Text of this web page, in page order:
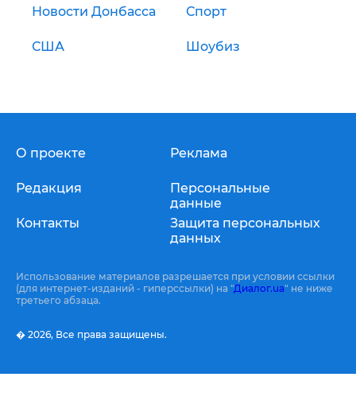
Новости Донбасса Спорт
США Шоубиз
О проекте
Редакция
Контакты
Реклама
Персональные
данные
Защита персональных
данных
Использование материалов разрешается при условии ссылки
(для интернет-изданий - гиперссылки) на "Диалог.ua" не ниже
третьего абзаца.
� 2026, Все права защищены.